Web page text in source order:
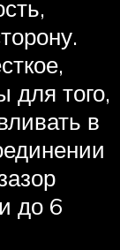
для того,
в
до 6